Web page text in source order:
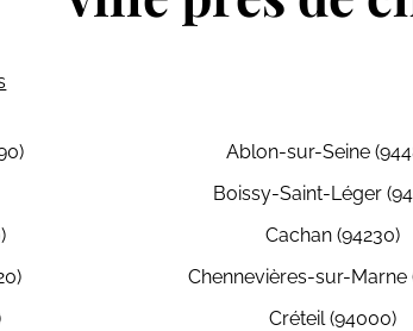
Ablon-sur-Seine
Boissy-Saint-Léger
Cachan (94230)
Chennevières-sur-Marne
Créteil (94000)